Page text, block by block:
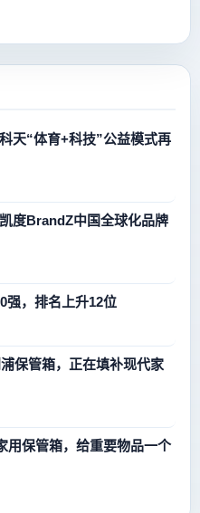
天“体育+科技”公益模式再
度BrandZ中国全球化品牌
强，排名上升12位
保管箱，正在填补现代家
用保管箱，给重要物品一个